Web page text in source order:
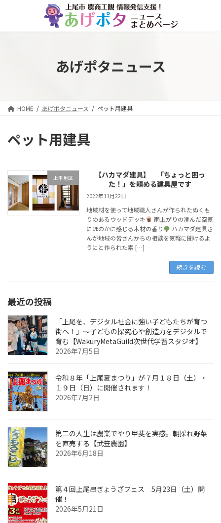
ン
ー
あげポタニュース
HOME あげポタニュース ペット用建具
ペット用建具
上平地区
【ハカマダ建具】 「ちょっと困っ
た！」を頼める建具屋です
2022年11月22日
地域材を使って地域職人さんが作られたぬくも
りのあるウッドデッキ
雨上がりの澄んだ空気
にほのかに感じる木材の香り
ハカマダ建具さ
んが地域の皆さんからの相談を気軽に聞けるよ
うにと作られた素 […]
続きを読む
最近の投稿
「上尾を、デジタル社会に強い子どもたちが育つ
街へ！」〜子どもの探究心や創造力をデジタルで
育む【WakuryMetaGuild次世代学習スタジオ】
2026年7月5日
令和８年「上尾夏まつり」が７月１８日（土）・
１９日（日）に開催されます！
2026年7月2日
第二の人生は農業でやり甲斐を実感。朝採れ野菜
を直売する【武笠農園】
2026年6月18日
第４回上尾串ぎょうざフェス 5月23日（土）開
催！
2026年5月21日